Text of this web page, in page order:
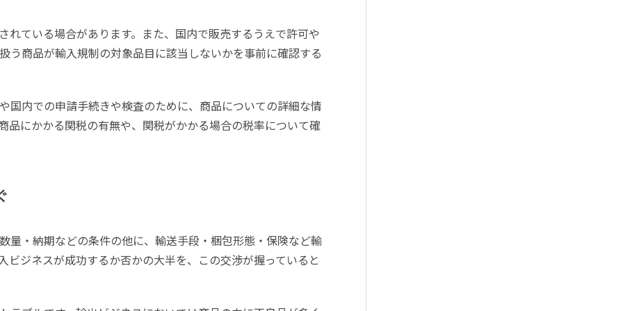
れている場合があります。また、国内で販売するうえで許可や
う商品が輸入規制の対象品目に該当しないかを事前に確認する
国内での申請手続きや検査のために、商品についての詳細な情
品にかかる関税の有無や、関税がかかる場合の税率について確
量・納期などの条件の他に、輸送手段・梱包形態・保険など輸
ビジネスが成功するか否かの大半を、この交渉が握っていると